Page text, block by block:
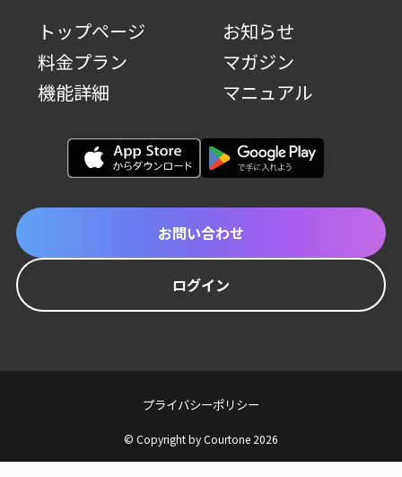
トップページ
料金プラン
機能詳細
お知らせ
マガジン
マニュアル
お問い合わせ
ログイン
プライバシーポリシー
© Copyright by Courtone 2026